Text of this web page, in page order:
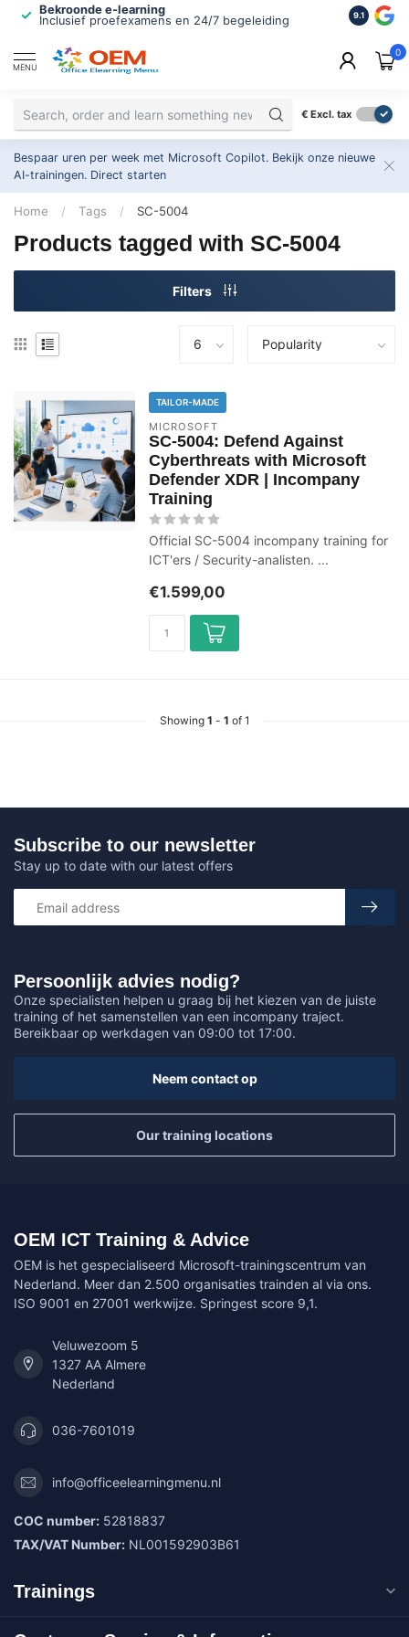
Bekroonde e-learning
Inclusief proefexamens en 24/7 begeleiding
ISO
2.500+
9.1
MENU
0
€ Excl. tax
Bespaar uren per week met Microsoft Copilot. Bekijk onze nieuwe
AI-trainingen. Direct starten
Home / Tags / SC-5004
Products tagged with SC-5004
Filters
TAILOR-MADE
MICROSOFT
SC-5004: Defend Against
Cyberthreats with Microsoft
Defender XDR | Incompany
Training
Official SC-5004 incompany training for
ICT'ers / Security-analisten. ...
€1.599,00
Showing 1 - 1 of 1
Persoonlijk advies nodig?
Onze specialisten helpen u graag bij het kiezen van de juiste
training of het samenstellen van een incompany traject.
Bereikbaar op werkdagen van 09:00 tot 17:00.
Neem contact op
Our training locations
Subscribe to our newsletter
Stay up to date with our latest offers
OEM ICT Training & Advice
OEM is het gespecialiseerd Microsoft-trainingscentrum van
Nederland. Meer dan 2.500 organisaties trainden al via ons.
ISO 9001 en 27001 werkwijze. Springest score 9,1.
Veluwezoom 5
1327 AA Almere
Nederland
036-7601019
info@officeelearningmenu.nl
COC number: 52818837
TAX/VAT Number: NL001592903B61
Trainings